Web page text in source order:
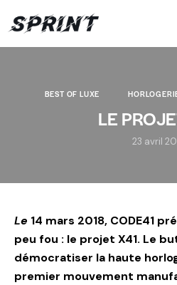
BEST OF LUXE
LE
23 avril
Le 14 mars 2018, CODE41
peu fou : le projet X41. Le
démocratiser la haute
premier mouvement